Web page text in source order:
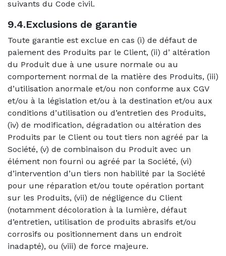
suivants du Code civil.
9.4.Exclusions de garantie
Toute garantie est exclue en cas (i) de défaut de
paiement des Produits par le Client, (ii) d’ altération
du Produit due à une usure normale ou au
comportement normal de la matière des Produits, (iii)
d’utilisation anormale et/ou non conforme aux CGV
et/ou à la législation et/ou à la destination et/ou aux
conditions d’utilisation ou d’entretien des Produits,
(iv) de modification, dégradation ou altération des
Produits par le Client ou tout tiers non agréé par la
Société, (v) de combinaison du Produit avec un
élément non fourni ou agréé par la Société, (vi)
d’intervention d’un tiers non habilité par la Société
pour une réparation et/ou toute opération portant
sur les Produits, (vii) de négligence du Client
(notamment décoloration à la lumière, défaut
d’entretien, utilisation de produits abrasifs et/ou
corrosifs ou positionnement dans un endroit
inadapté), ou (viii) de force majeure.